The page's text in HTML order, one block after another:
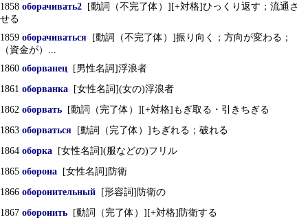
1858 оборачивать2 [動詞（不完了体）][+対格]ひっくり返す；流通さ
せる
1859 оборачиваться [動詞（不完了体）]振り向く；方向が変わる；
（資金が）...
1860 оборванец [男性名詞]浮浪者
1861 оборванка [女性名詞](女の)浮浪者
1862 оборвать [動詞（完了体）][+対格]もぎ取る・引きちぎる
1863 оборваться [動詞（完了体）]ちぎれる；破れる
1864 оборка [女性名詞](服などの)フリル
1865 оборона [女性名詞]防衛
1866 оборонительный [形容詞]防衛の
1867 оборонить [動詞（完了体）][+対格]防衛する